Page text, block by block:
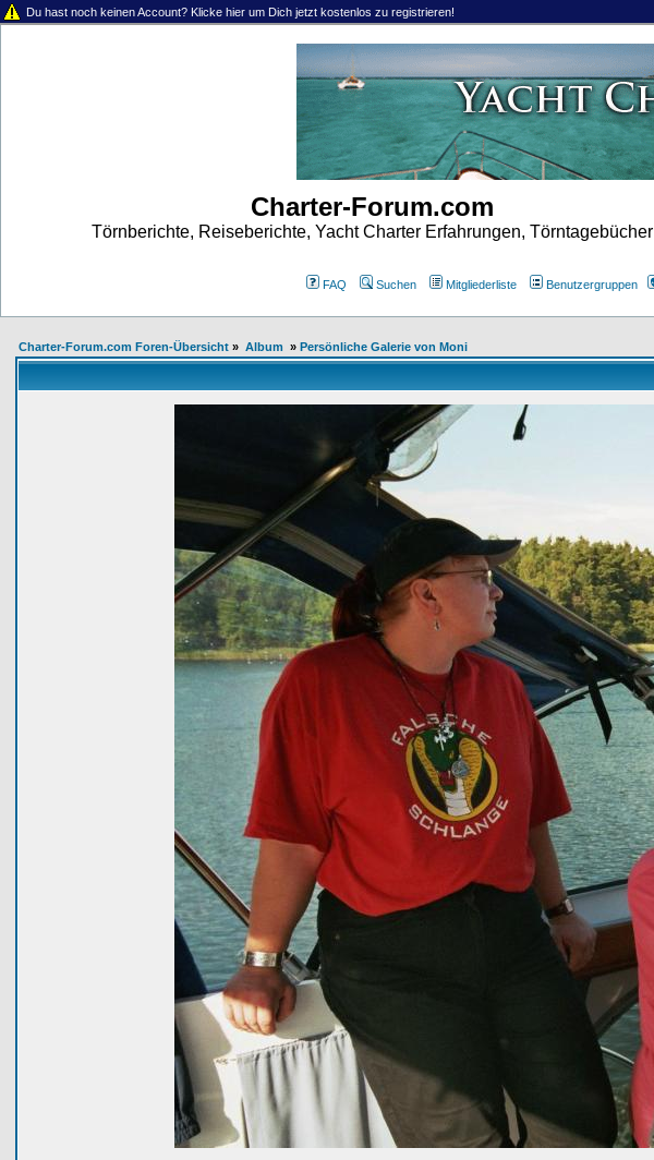
Du hast noch keinen Account? Klicke hier um Dich jetzt kostenlos zu registrieren!
Charter-Forum.com
Törnberichte, Reiseberichte, Yacht Charter Erfahrungen, Törntagebücher
FAQ Suchen Mitgliederliste Benutzergruppen
Charter-Forum.com Foren-Übersicht» Album » Persönliche Galerie von Moni